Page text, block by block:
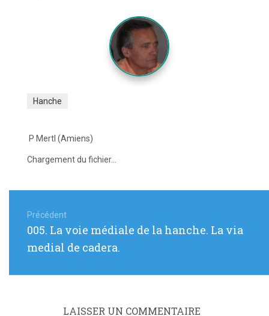
Hanche
P Mertl (Amiens)
Chargement du fichier...
de
l’article
Précédent
Article
:
005. La voie médiale de la hanche. La via
medial de cadera.
LAISSER UN COMMENTAIRE